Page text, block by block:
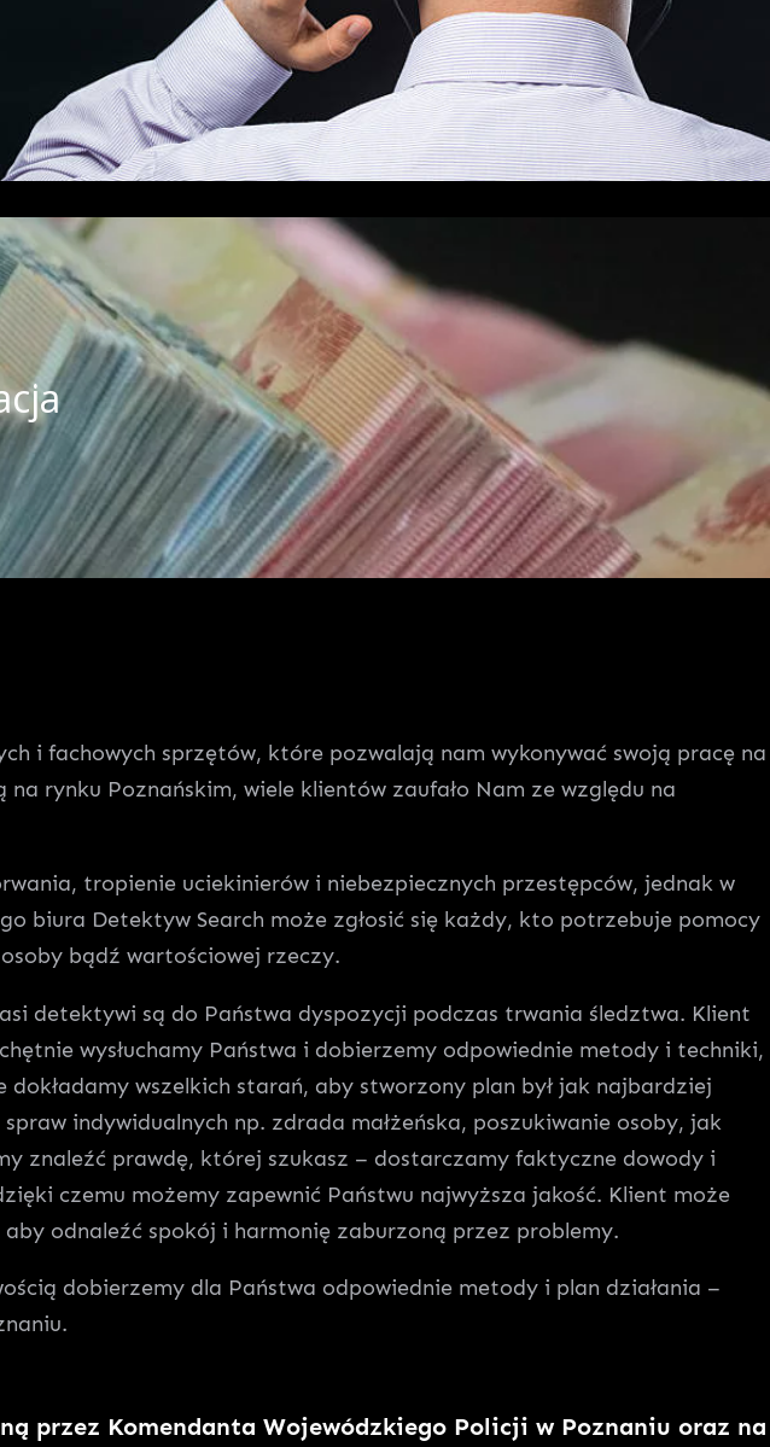
budynkach i pojazdach.
Zobacz więcej
należności
pieniędzy od nieuczciwych dłużników.
współpracę z najlepszymi specjalistami z kilkudziesięcioletnim
i fachowych sprzętów, które pozwalają nam wykonywać swoją pracę na
rynku Poznańskim, wiele klientów zaufało Nam ze względu na
tropienie uciekinierów i niebezpiecznych przestępców, jednak w
biura Detektyw Search może zgłosić się każdy, kto potrzebuje pomocy
bądź wartościowej rzeczy.
detektywi są do Państwa dyspozycji podczas trwania śledztwa. Klient
wysłuchamy Państwa i dobierzemy odpowiednie metody i techniki,
wszelkich starań, aby stworzony plan był jak najbardziej
indywidualnych np. zdrada małżeńska, poszukiwanie osoby, jak
znaleźć prawdę, której szukasz – dostarczamy faktyczne dowody i
czemu możemy zapewnić Państwu najwyższa jakość. Klient może
odnaleźć spokój i harmonię zaburzoną przez problemy.
dobierzemy dla Państwa odpowiednie metody i plan działania –
przez Komendanta Wojewódzkiego Policji w Poznaniu oraz na